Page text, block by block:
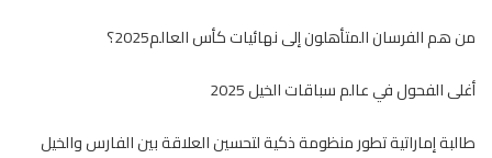
من هم الفرسان المتأهلون إلى نهائيات كأس العالم2025؟
أغلى الفحول في عالم سباقات الخيل 2025
طالبة إماراتية تطور منظومة ذكية لتحسين العلاقة بين الفارس والخيل